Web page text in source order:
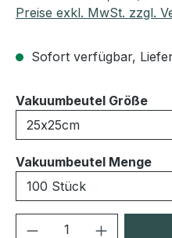
Preise exkl. MwSt. zzgl.
Sofort verfügbar,
Vakuumbeutel Größe
Vakuumbeutel Menge
Produkt Anzahl: